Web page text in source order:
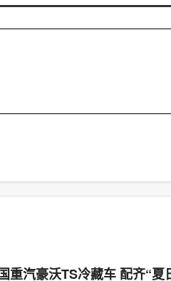
重汽豪沃TS冷藏车 配齐“夏